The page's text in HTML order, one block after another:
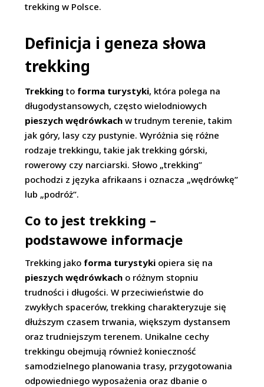
trekking w Polsce.
Definicja i geneza słowa
trekking
Trekking to forma turystyki, która polega na
długodystansowych, często wielodniowych
pieszych wędrówkach w trudnym terenie, takim
jak góry, lasy czy pustynie. Wyróżnia się różne
rodzaje trekkingu, takie jak trekking górski,
rowerowy czy narciarski. Słowo „trekking”
pochodzi z języka afrikaans i oznacza „wędrówkę”
lub „podróż”.
Co to jest trekking –
podstawowe informacje
Trekking jako forma turystyki opiera się na
pieszych wędrówkach o różnym stopniu
trudności i długości. W przeciwieństwie do
zwykłych spacerów, trekking charakteryzuje się
dłuższym czasem trwania, większym dystansem
oraz trudniejszym terenem. Unikalne cechy
trekkingu obejmują również konieczność
samodzielnego planowania trasy, przygotowania
odpowiedniego wyposażenia oraz dbanie o